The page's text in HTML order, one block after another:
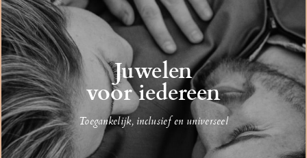
Juwelen
voor iedereen
Toegankelijk, inclusief en universeel